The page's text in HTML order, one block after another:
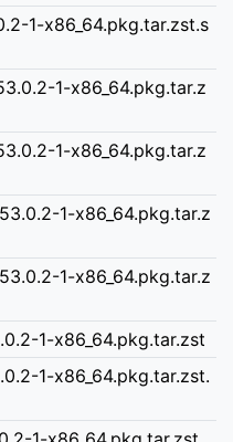
1-x86_64.pkg.tar.zst.s
1-x86_64.pkg.tar.z
1-x86_64.pkg.tar.z
1-x86_64.pkg.tar.z
1-x86_64.pkg.tar.z
1-x86_64.pkg.tar.zst
1-x86_64.pkg.tar.zst.